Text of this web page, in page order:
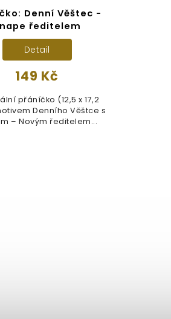
Denní Věštec -
ředitelem
149 Kč
Detail
přáníčko (12,5 x 17,2
Denního Věštce s
– Novým ředitelem...